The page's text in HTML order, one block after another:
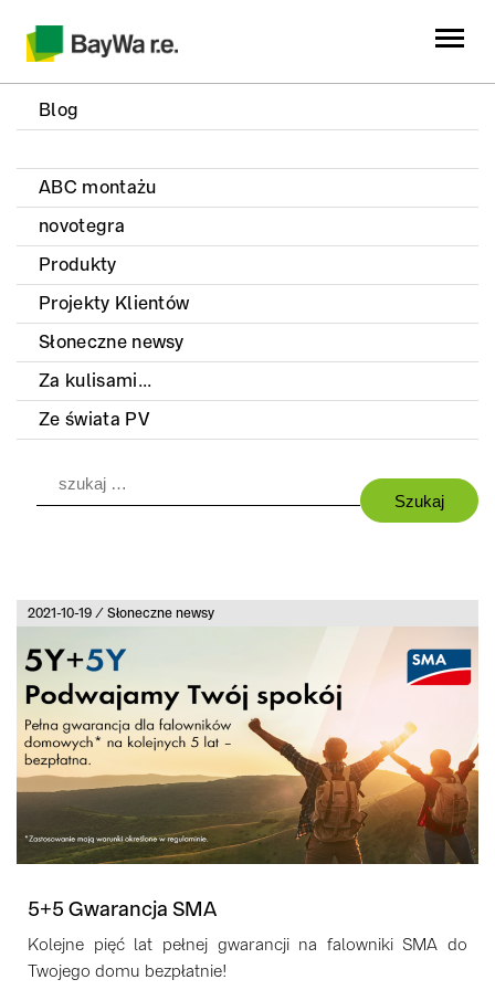
Blog
ABC montażu
novotegra
Produkty
Projekty Klientów
Słoneczne newsy
Za kulisami...
Ze świata PV
Szukaj:
2021-10-19 / Słoneczne newsy
5+5 Gwarancja SMA
Kolejne pięć lat pełnej gwarancji na falowniki SMA do
Twojego domu bezpłatnie!